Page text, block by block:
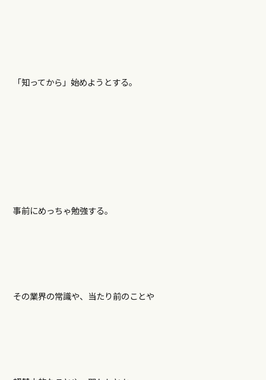
「知ってから」始めようとする。
事前にめっちゃ勉強する。
その業界の常識や、当たり前のことや